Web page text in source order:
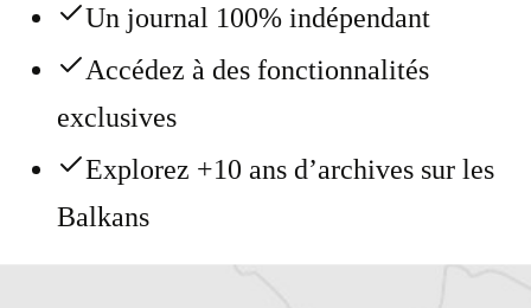
Un journal 100% indépendant
Accédez à des fonctionnalités
exclusives
Explorez +10 ans d’archives sur les
Balkans